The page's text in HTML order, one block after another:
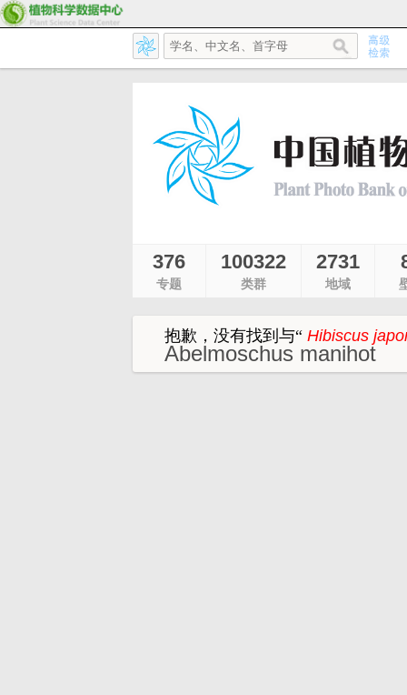
376
专题
100322
类群
2731
地域
抱歉，没有找到与“Hibiscus
Abelmoschus manihot